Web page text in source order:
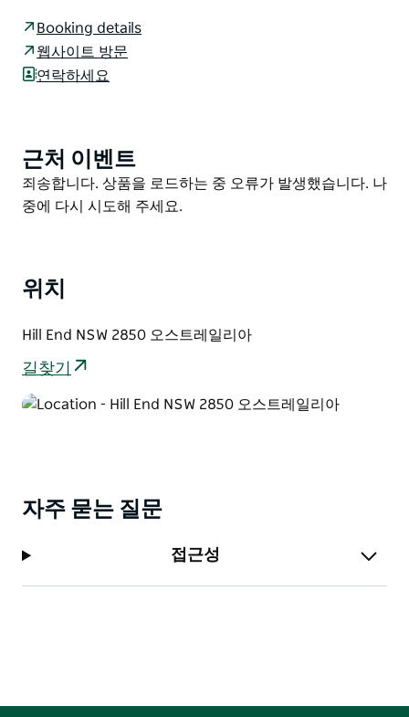
습니다. 머무는 동안 건물의 원래 재료를 엿볼 수 있는 독
특한 울타리와 조명이 들어오는 구멍을 발견할 수 있는지
확인하세요.
그들이 놀면서 운이 좋게도 동부회색캥거루 붉은목왈라
비 바늘두더지 웜뱃 등 현지 야생동물을 볼 수 있을 것입
니다. 숙소 외곽에 오래된 광산 갱도가 있고 일부에는 울
투어로 볼드 힐(Bald Hill) 관광 광산을 둘러보거나 인근
면서 식민지 시대의 금광 채굴자들의 세계를 발견해보세
교회 갤러리 상점을 발견할 수 있습니다.
관광으로 하루를 보낸 후 뜨거운 목욕을 하고 긴장을 풀어
Booking details
웹사이트 방문
연락하세요
Product
List
근처 이벤트
Product
List
죄송합니다. 상품을 로드하는 중 오류가 발생했습니다. 나
중에 다시 시도해 주세요.
위치
Hill End NSW 2850 오스트레일리아
길찾기
자주 묻는 질문
접근성